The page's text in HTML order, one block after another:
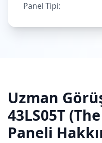
Panel Tipi:
Uzman
43LS05T
Paneli